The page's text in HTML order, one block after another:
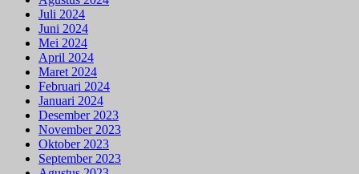
Juli 2024
Juni 2024
Mei 2024
April 2024
Maret 2024
Februari 2024
Januari 2024
Desember 2023
November 2023
Oktober 2023
September 2023